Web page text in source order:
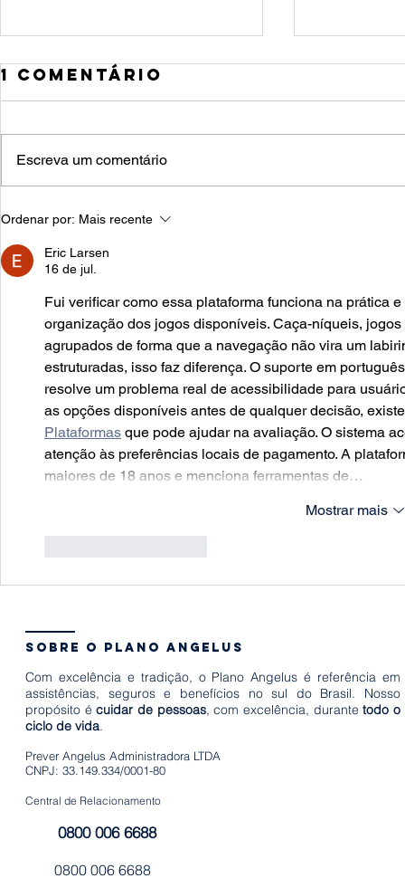
10 formas de
estimular o
desenvolvimento
infantil
agora
1 comentário
Escreva um comentário
Ordenar por: Mais recente
Eric Larsen
16 de jul.
Fui verificar como essa plataforma funciona na prática
organização dos jogos disponíveis. Caça-níqueis,
agrupados de forma que a navegação não vira um
estruturadas, isso faz diferença. O suporte em
resolve um problema real de acessibilidade para
as opções disponíveis antes de qualquer decisão,
Plataformas que pode ajudar na avaliação. O sistema
atenção às preferências locais de pagamento. A
maiores de 18 anos e menciona ferramentas de…
Mostrar mais
sobre o plano angelus
Com excelência e tradição, o Plano Angelus é referência em
assistências, seguros e benefícios no sul do Brasil. Nosso
propósito écuidar de pessoas, com excelência, durantetodo o
ciclo de vida.
Prever Angelus Administradora LTDA
CNPJ: 33.149.334/0001-80
Central de Relacionamento
0800 006 6688
0800 006 6688